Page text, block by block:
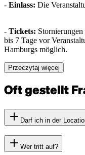
- Einlass: Die
- Tickets:
bis 7 Tage vor
Hamburgs möglich.
Przeczytaj więcej
Oft gestellt
Darf ich in der
Wer tritt auf?